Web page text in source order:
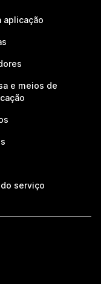
aplicação
e meios de
serviço